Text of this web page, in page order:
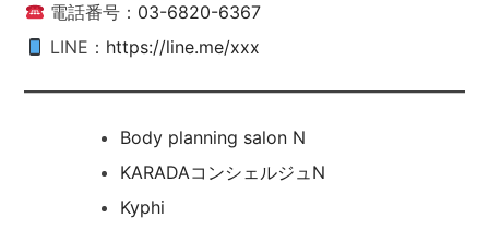
電話番号： 03-6820-6367
LINE： https://line.me/xxx
Body planning salon N
KARADAコンシェルジュN
Kyphi